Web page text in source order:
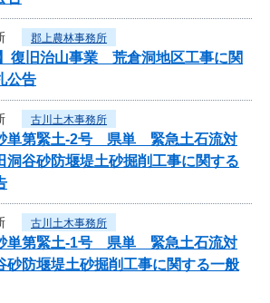
郡上農林事務所
復旧治山事業 荒倉洞地区工事に関
公告
古川土木事務所
単第緊土-2号 県単 緊急土石流対
谷砂防堰堤土砂掘削工事に関する
古川土木事務所
単第緊土-1号 県単 緊急土石流対
防堰堤土砂掘削工事に関する一般